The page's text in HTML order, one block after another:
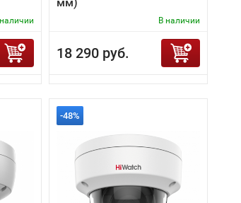
В наличии
18 290 руб.
-48%